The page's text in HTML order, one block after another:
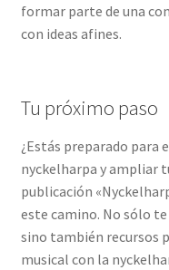
formar parte de una
con ideas afines.
Tu próximo paso
¿Estás preparado para
nyckelharpa y ampliar
publicación
este camino. No sólo
sino también recursos
musical con la